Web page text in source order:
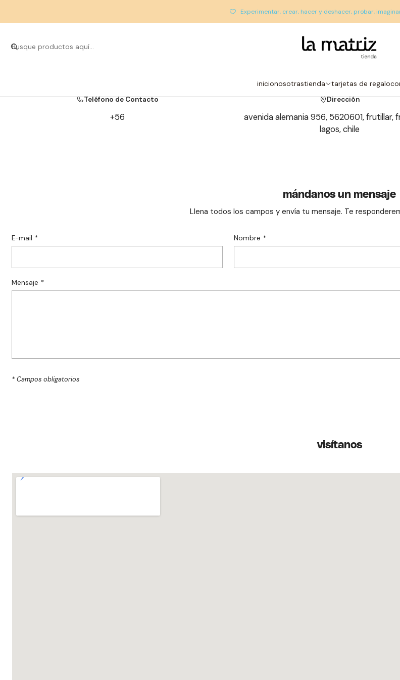
inicionosotrastienda tarjetas de regalo
Experimentar, crear, hacer y deshacer, probar,
inicio Contacto
contáctanos
Teléfono de Contacto
+56
Dirección
avenida alemania 956, 5620601, frutillar,
lagos, chile
mándanos un mensaje
Llena todos los campos y envía tu mensaje. Te
E-mail * Nombre *
Mensaje *
* Campos obligatorios
visítanos